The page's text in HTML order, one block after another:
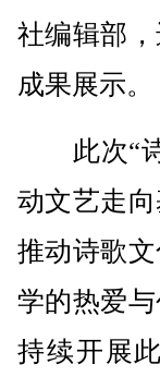
社编辑部
成果展示。
此次“诗
动文艺走
推动诗歌
学的热爱
持续开展